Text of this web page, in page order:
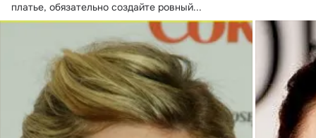
платье, обязательно создайте ровный...